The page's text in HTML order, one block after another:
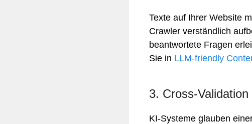
Texte auf Ihrer Website
Crawler verständlich
beantwortete Fragen
Sie in LLM-friendly
3. Cross-
KI-Systeme glauben